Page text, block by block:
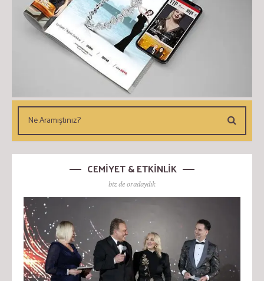
CEMİYET & ETKİNLİK
biz de oradaydık